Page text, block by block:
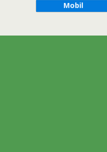
Mobil